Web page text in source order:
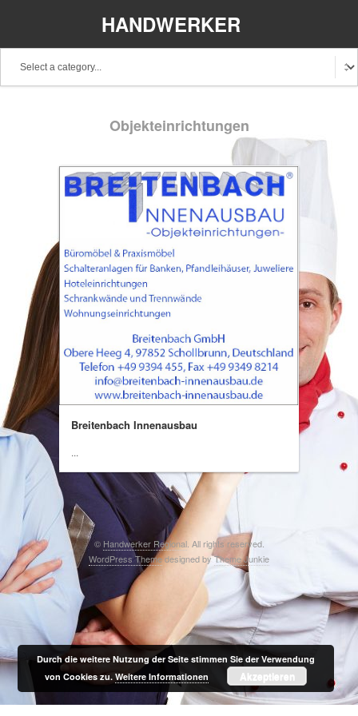
HANDWERKER
Hessen
Mecklenburg-Vorpommern Niedersachsen
Rheinland-Pfalz Saarland
Sachsen Schleswig-Holstein
Stellenangebote
Objekteinrichtungen
Breitenbach Innenausbau
...
© Handwerker Regional. All rights reserved.
WordPress Themedesigned byTheme Junkie
Durch die weitere Nutzung der Seite stimmen Sie der Verwendung
von Cookies zu.Weitere Informationen Akzeptieren